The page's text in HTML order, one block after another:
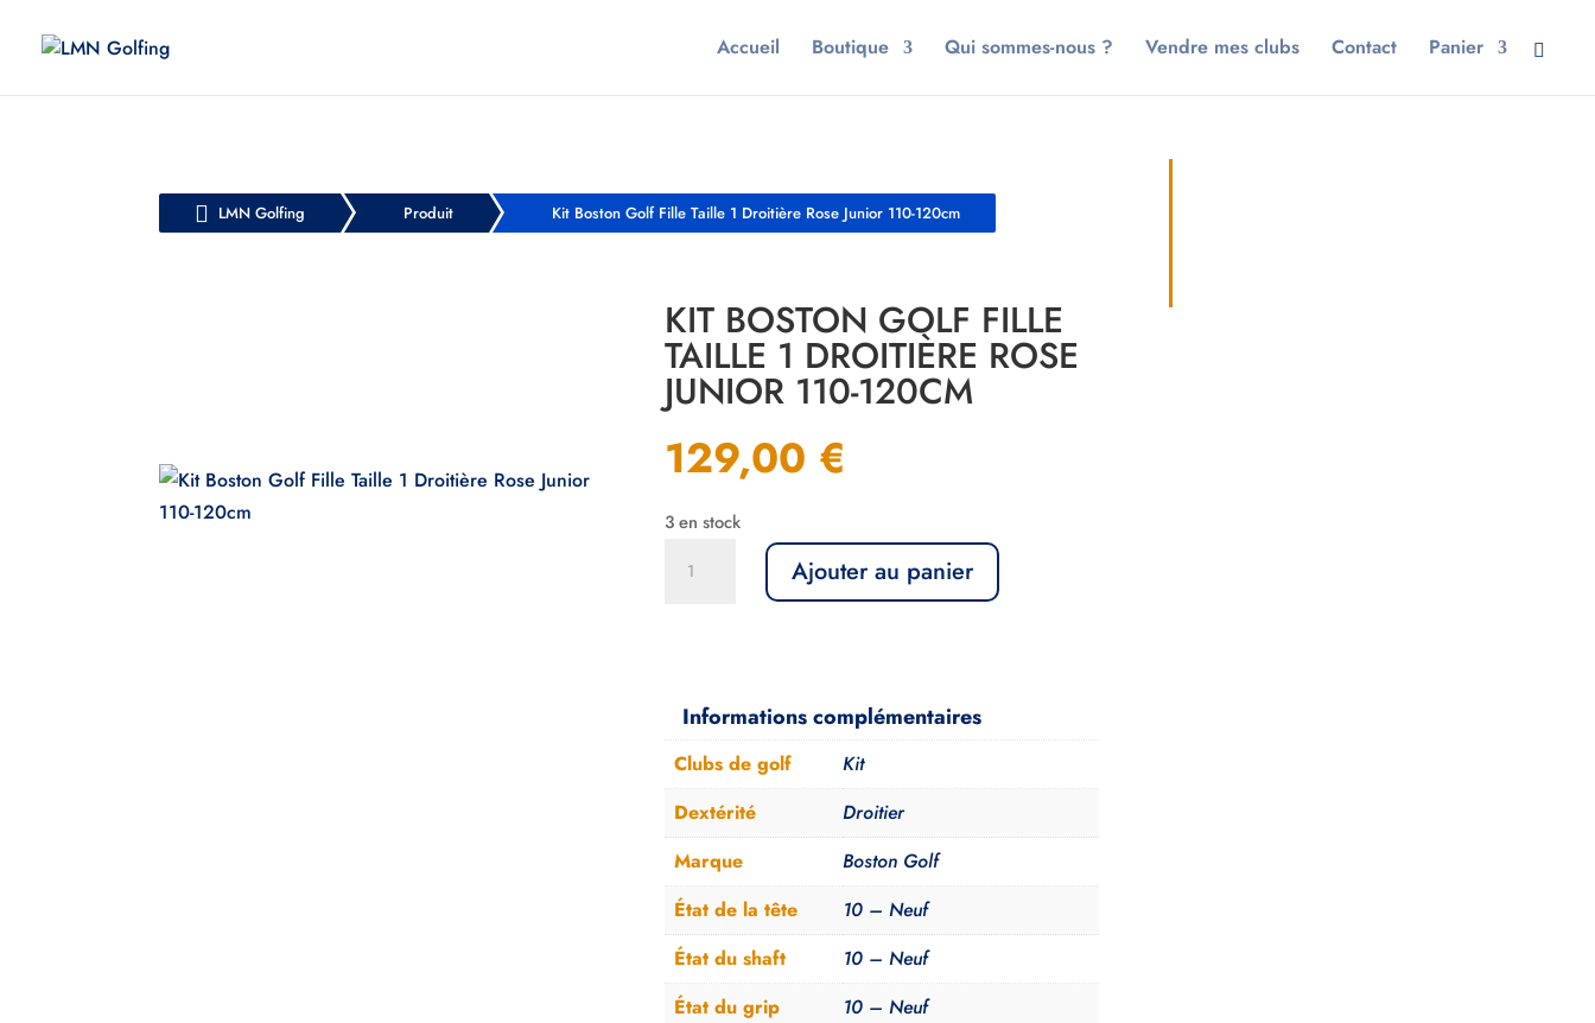
Accueil Boutique Qui sommes-nous ? Vendre mes clubs Contact Panier
 LMN Golfing Produit Kit Boston Golf Fille Taille 1 Droitière Rose Junior 110-120cm
KIT BOSTON GOLF FILLE
TAILLE 1 DROITIÈRE ROSE
JUNIOR 110-120CM
129,00 €
3 en stock
Fille
Taille
Droitière
Rose
Junior
110-
120cm
Ajouter au panier
Informations complémentaires
Clubs de golf
Kit
Dextérité
Droitier
Marque
Boston Golf
État de la tête
10 – Neuf
État du shaft
10 – Neuf
État du grip
10 – Neuf